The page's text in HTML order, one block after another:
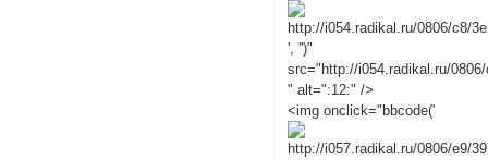
', '')"
src="http://i054.radikal.ru/
" alt=":12:" />
<img onclick="bbcode('